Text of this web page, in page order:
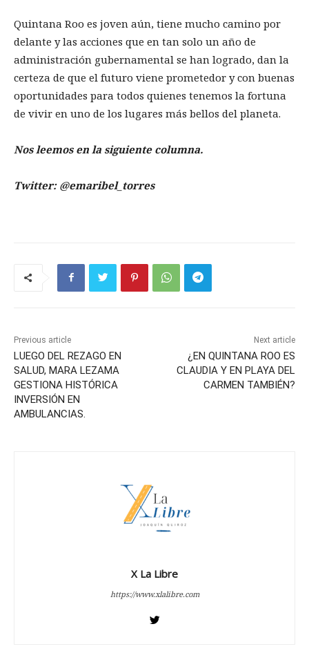
Quintana Roo es joven aún, tiene mucho camino por
delante y las acciones que en tan solo un año de
administración gubernamental se han logrado, dan la
certeza de que el futuro viene prometedor y con buenas
oportunidades para todos quienes tenemos la fortuna
de vivir en uno de los lugares más bellos del planeta.
Nos leemos en la siguiente columna.
Twitter: @emaribel_torres
Previous article
LUEGO DEL REZAGO EN
SALUD, MARA LEZAMA
GESTIONA HISTÓRICA
INVERSIÓN EN
AMBULANCIAS.
Next article
¿EN QUINTANA ROO ES
CLAUDIA Y EN PLAYA DEL
CARMEN TAMBIÉN?
X La Libre
https://www.xlalibre.com